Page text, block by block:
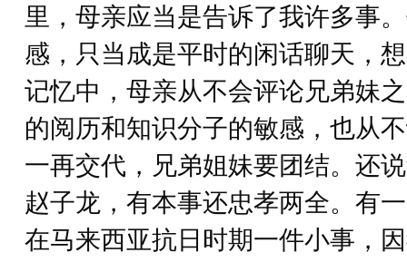
里，母亲应当是告诉了我许多事
感，只当成是平时的闲话聊天，
记忆中，母亲从不会评论兄弟妹
的阅历和知识分子的敏感，也从
一再交代，兄弟姐妹要团结。还
赵子龙，有本事还忠孝两全。有
在马来西亚抗日时期一件小事，